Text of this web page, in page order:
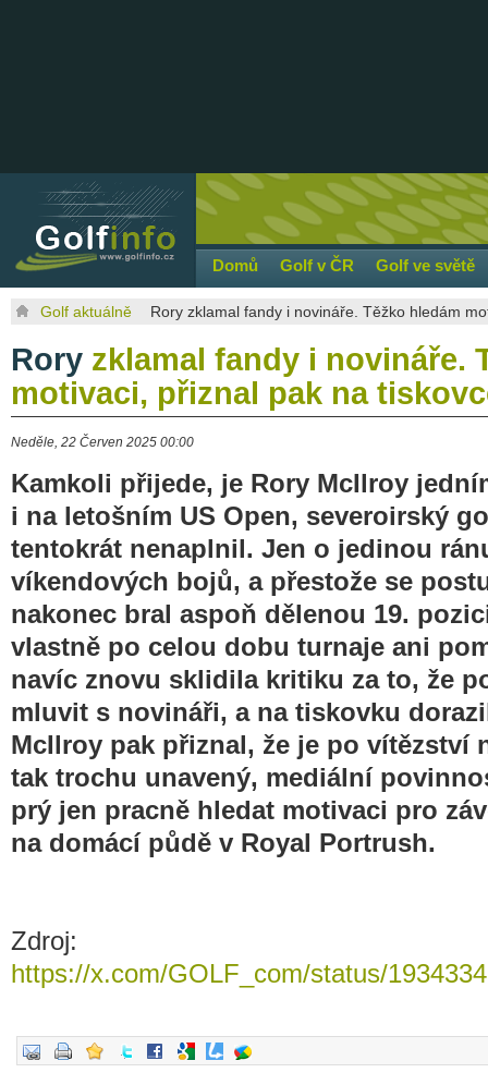
Domů Golf v ČR Golf ve světě
Golf aktuálně Rory zklamal fandy i novináře. Těžko hledám
Rory zklamal fandy i novináře.
motivaci, přiznal pak na
Neděle, 22 Červen 2025 00:00
Kamkoli přijede, je Rory McIlroy
i na letošním US Open, severoirský
tentokrát nenaplnil. Jen o jedinou
víkendových bojů, a přestože se
nakonec bral aspoň dělenou 19.
vlastně po celou dobu turnaje ani
navíc znovu sklidila kritiku za to, že
mluvit s novináři, a na tiskovku
McIlroy pak přiznal, že je po vítězství
tak trochu unavený, mediální
prý jen pracně hledat motivaci pro
na domácí půdě v Royal Portrush.
Zdroj:
https://x.com/GOLF_com/status/